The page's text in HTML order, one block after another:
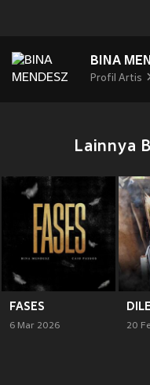
BINA
Profil Artis
Lainnya
FASES
6 Mar 2026 20